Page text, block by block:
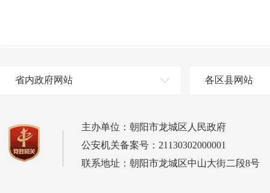
省内政府网站 各区县网站
主办单位：朝阳市龙城区人民政府
公安机关备案号：21130302000001
联系地址：朝阳市龙城区中山大街二段8号